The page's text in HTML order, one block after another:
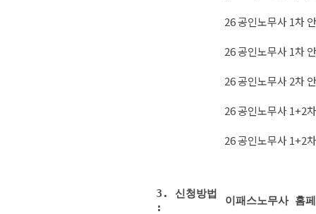
26 공인노무사 1차
26 공인노무사 1차
26 공인노무사 2차
26 공인노무사 1+2
26 공인노무사 1+2
3. 신청방법
:
이패스노무사 홈